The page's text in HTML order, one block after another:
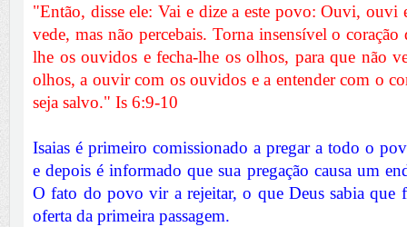
"Então, disse ele: Vai e dize a este povo: Ouvi, ouvi
vede, mas não percebais. Torna insensível o coração
lhe os ouvidos e fecha-lhe os olhos, para que não
olhos, a ouvir com os ouvidos e a entender com o
seja salvo." Is 6:9-10
Isaias é primeiro comissionado a pregar a todo o
e depois é informado que sua pregação causa um
O fato do povo vir a rejeitar, o que Deus sabia que
oferta da primeira passagem.